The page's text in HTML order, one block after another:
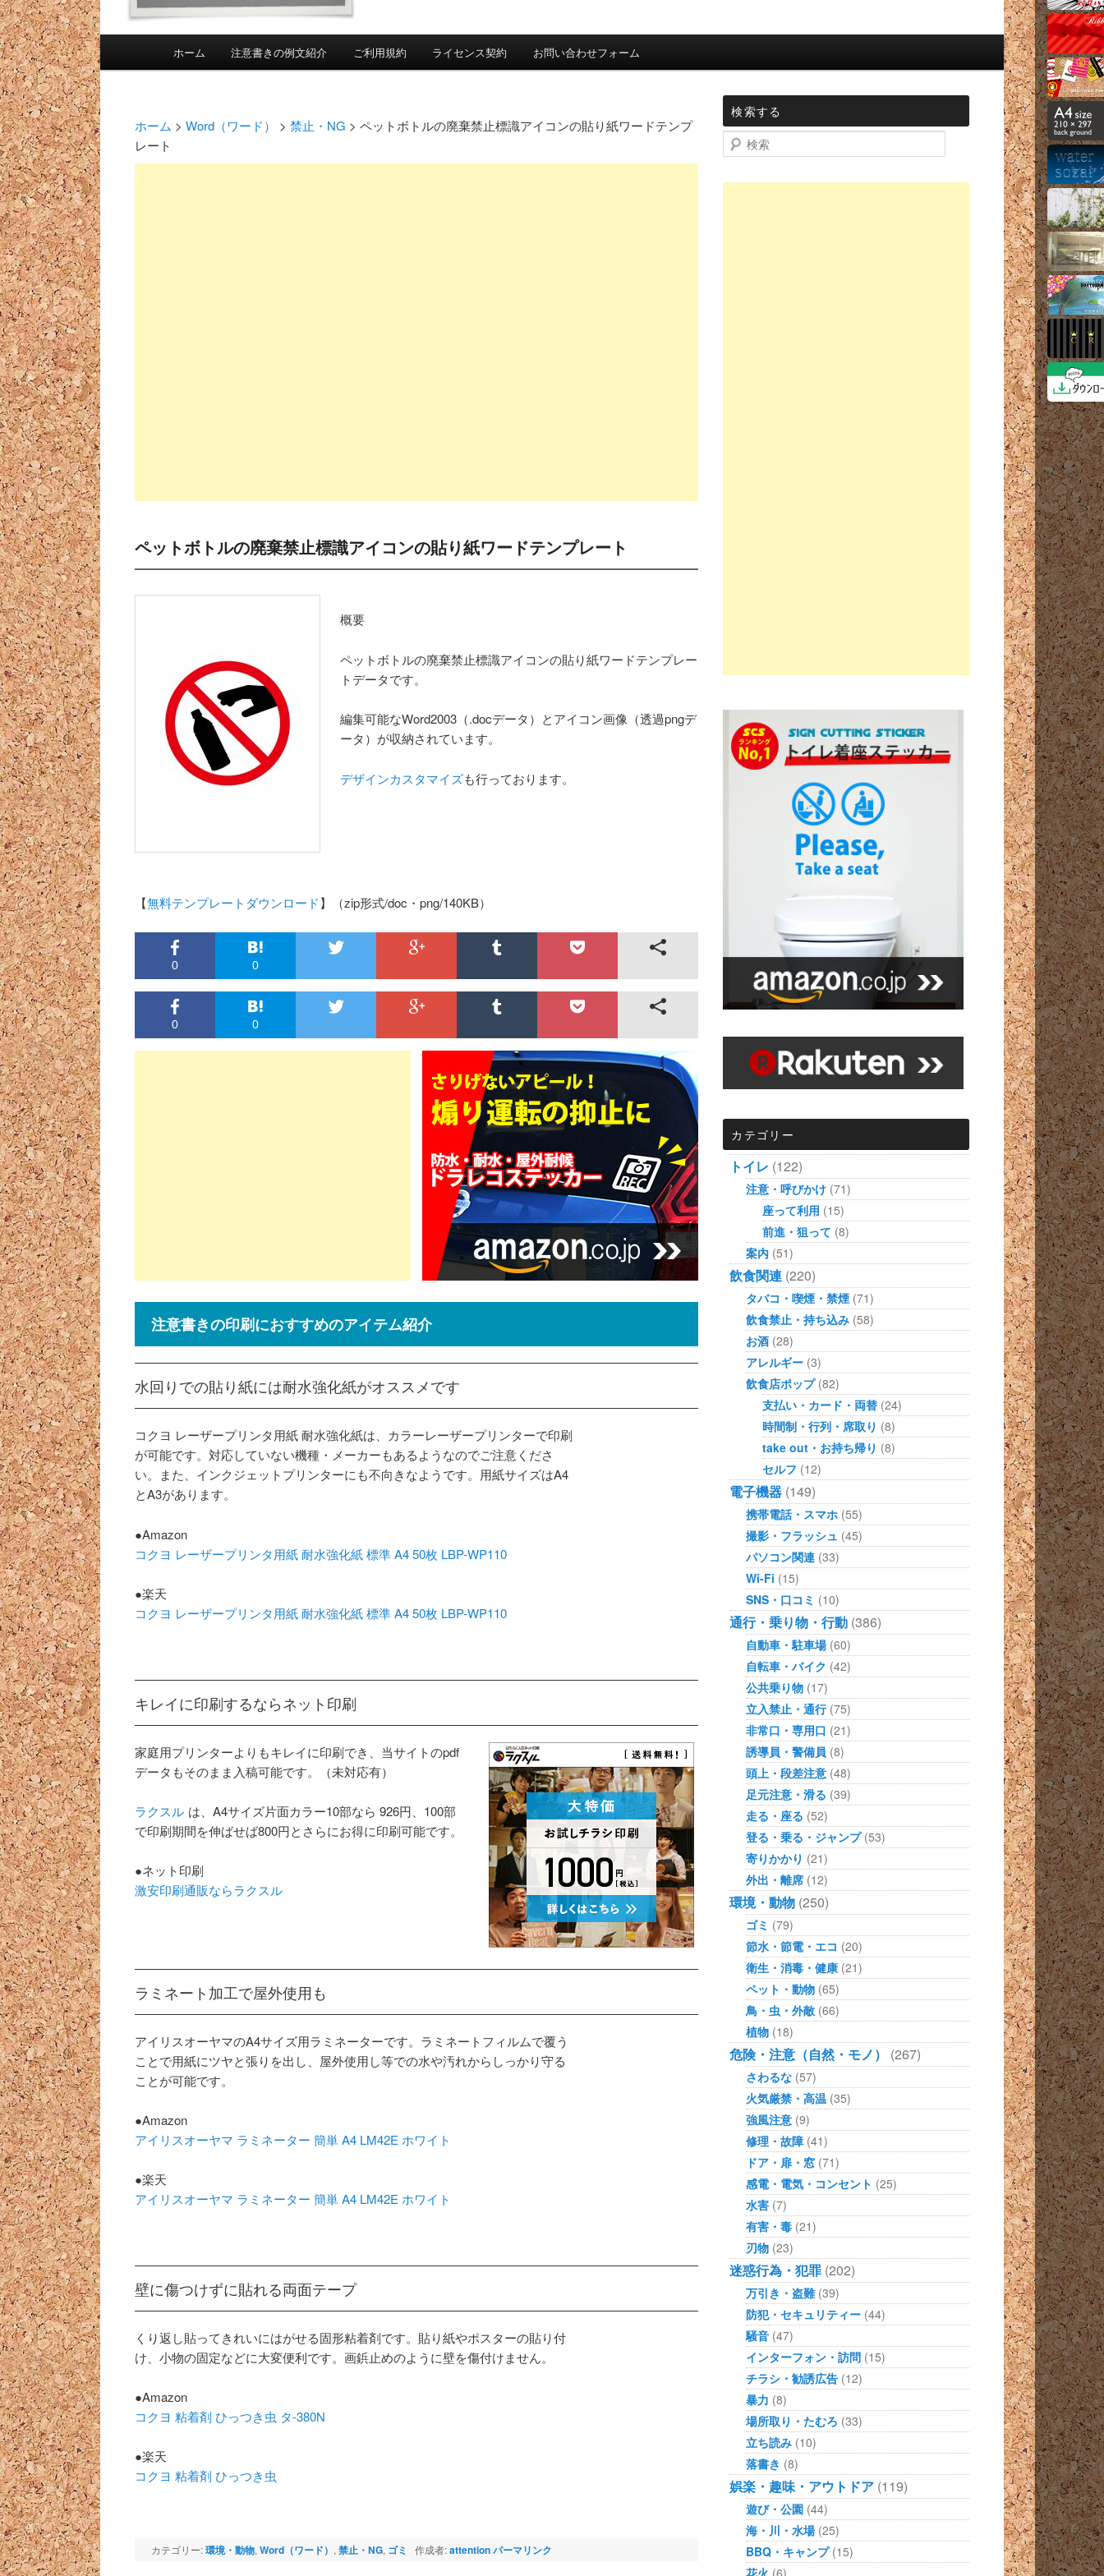
メインコンテンツへ移動
ホーム 注意書きの例文紹介 ご利用規約 ライセンス契約 お問い合わせフォーム
投稿ナビゲーション
ホーム > Word（ワード） > 禁止・NG > ペットボトルの廃棄禁止標識アイコンの貼り紙ワードテンプ
レート
ペットボトルの廃棄禁止標識アイコンの貼り紙ワードテンプレート
概要
ペットボトルの廃棄禁止標識アイコンの貼り紙ワードテンプレー
トデータです。
編集可能なWord2003（.docデータ）とアイコン画像（透過pngデ
ータ）が収納されています。
デザインカスタマイズも行っております。
【無料テンプレートダウンロード】（zip形式/doc・png/140KB）
0 0
0 0
注意書きの印刷におすすめのアイテム紹介
水回りでの貼り紙には耐水強化紙がオススメです
コクヨ レーザープリンタ用紙 耐水強化紙は、カラーレーザープリンターで印刷
が可能です。対応していない機種・メーカーもあるようなのでご注意くださ
い。また、インクジェットプリンターにも不向きなようです。用紙サイズはA4
とA3があります。
●Amazon
コクヨ レーザープリンタ用紙 耐水強化紙 標準 A4 50枚 LBP-WP110
●楽天
コクヨ レーザープリンタ用紙 耐水強化紙 標準 A4 50枚 LBP-WP110
キレイに印刷するならネット印刷
家庭用プリンターよりもキレイに印刷でき、当サイトのpdf
データもそのまま入稿可能です。（未対応有）
ラクスル は、A4サイズ片面カラー10部なら 926円、100部
で印刷期間を伸ばせば800円とさらにお得に印刷可能です。
●ネット印刷
激安印刷通販ならラクスル
ラミネート加工で屋外使用も
アイリスオーヤマのA4サイズ用ラミネーターです。ラミネートフィルムで覆う
ことで用紙にツヤと張りを出し、屋外使用し等での水や汚れからしっかり守る
ことが可能です。
●Amazon
アイリスオーヤマ ラミネーター 簡単 A4 LM42E ホワイト
●楽天
アイリスオーヤマ ラミネーター 簡単 A4 LM42E ホワイト
壁に傷つけずに貼れる両面テープ
くり返し貼ってきれいにはがせる固形粘着剤です。貼り紙やポスターの貼り付
け、小物の固定などに大変便利です。画鋲止めのように壁を傷付けません。
●Amazon
コクヨ 粘着剤 ひっつき虫 タ-380N
●楽天
コクヨ 粘着剤 ひっつき虫
カテゴリー:環境・動物, Word（ワード） , 禁止・NG, ゴミ 作成者:attentionパーマリンク
検索する
検索
カテゴリー
トイレ (122)
注意・呼びかけ (71)
座って利用 (15)
前進・狙って (8)
案内 (51)
飲食関連 (220)
タバコ・喫煙・禁煙 (71)
飲食禁止・持ち込み (58)
お酒 (28)
アレルギー (3)
飲食店ポップ(82)
支払い・カード・両替 (24)
時間制・行列・席取り (8)
take out・お持ち帰り (8)
セルフ (12)
電子機器 (149)
携帯電話・スマホ (55)
撮影・フラッシュ (45)
パソコン関連 (33)
Wi-Fi (15)
SNS・口コミ (10)
通行・乗り物・行動 (386)
自動車・駐車場(60)
自転車・バイク (42)
公共乗り物 (17)
立入禁止・通行(75)
非常口・専用口 (21)
誘導員・警備員 (8)
頭上・段差注意 (48)
足元注意・滑る (39)
走る・座る (52)
登る・乗る・ジャンプ(53)
寄りかかり (21)
外出・離席 (12)
環境・動物 (250)
ゴミ (79)
節水・節電・エコ (20)
衛生・消毒・健康 (21)
ペット・動物 (65)
鳥・虫・外敵 (66)
植物 (18)
危険・注意（自然・モノ） (267)
さわるな (57)
火気厳禁・高温 (35)
強風注意 (9)
修理・故障 (41)
ドア・扉・窓 (71)
感電・電気・コンセント (25)
水害 (7)
有害・毒 (21)
刃物 (23)
迷惑行為・犯罪 (202)
万引き・盗難(39)
防犯・セキュリティー (44)
騒音 (47)
インターフォン・訪問 (15)
チラシ・勧誘広告 (12)
暴力 (8)
場所取り・たむろ (33)
立ち読み (10)
落書き (8)
娯楽・趣味・アウトドア (119)
遊び・公園 (44)
海・川・水場(25)
BBQ・キャンプ(15)